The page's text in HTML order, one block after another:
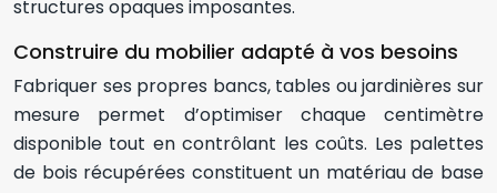
structures opaques imposantes.
Construire du mobilier adapté à vos besoins
Fabriquer ses propres bancs, tables ou jardinières sur
mesure permet d’optimiser chaque centimètre
disponible tout en contrôlant les coûts. Les palettes
de bois récupérées constituent un matériau de base